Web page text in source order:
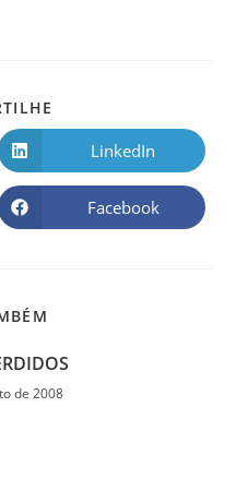
LinkedIn
Facebook
de 2008